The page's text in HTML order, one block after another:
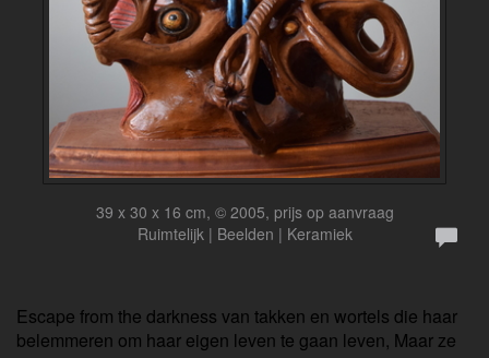
39 x 30 x 16 cm, © 2005, prijs op aanvraag
Ruimtelijk | Beelden | Keramiek
Escape from the darkness van takken en wortels die haar
belemmeren om haar eigen leven te gaan leven, Maar ze